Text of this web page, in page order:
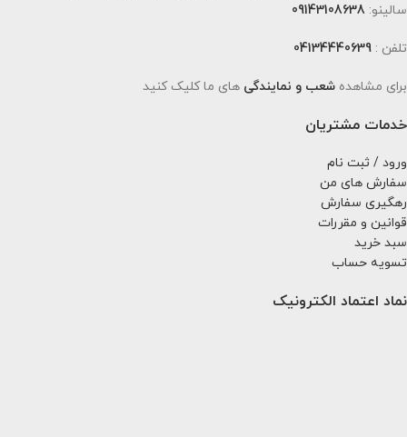
سالینو: 09143108638
تلفن : 04134440639
برای مشاهده شعب و نمایندگی های ما کلیک کنید
خدمات مشتریان
ورود / ثبت نام
سفارش های من
رهگیری سفارش
قوانین و مقررات
سبد خرید
تسویه حساب
نماد اعتماد الکترونیک